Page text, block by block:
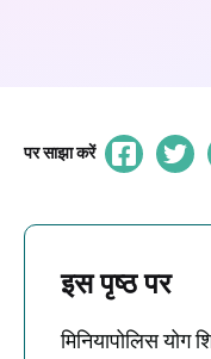
पर साझा करें
इस पृष्ठ पर
मिनियापोलिस योग